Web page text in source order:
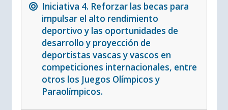
Iniciativa 4. Reforzar las becas para
impulsar el alto rendimiento
deportivo y las oportunidades de
desarrollo y proyección de
deportistas vascas y vascos en
competiciones internacionales, entre
otros los Juegos Olímpicos y
Paraolímpicos.